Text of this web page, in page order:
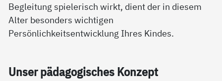
Begleitung spielerisch wirkt, dient der in diesem
Alter besonders wichtigen
Persönlichkeitsentwicklung Ihres Kindes.
Un­ser päda­go­gi­sches Kon­zept